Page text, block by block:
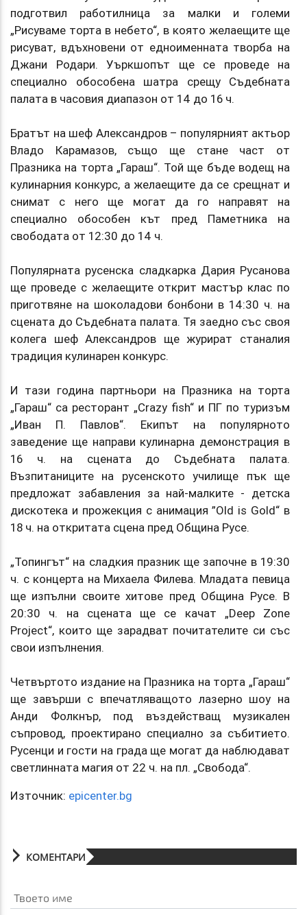
подготвил работилница за малки и големи
„Рисуваме торта в небето“, в която желаещите ще
рисуват, вдъхновени от едноименната творба на
Джани Родари. Уъркшопът ще се проведе на
специално обособена шатра срещу Съдебната
палата в часовия диапазон от 14 до 16 ч.
Братът на шеф Александров – популярният актьор
Владо Карамазов, също ще стане част от
Празника на торта „Гараш“. Той ще бъде водещ на
кулинарния конкурс, а желаещите да се срещнат и
снимат с него ще могат да го направят на
специално обособен кът пред Паметника на
свободата от 12:30 до 14 ч.
Популярната русенска сладкарка Дария Русанова
ще проведе с желаещите открит мастър клас по
приготвяне на шоколадови бонбони в 14:30 ч. на
сцената до Съдебната палата. Тя заедно със своя
колега шеф Александров ще журират станалия
традиция кулинарен конкурс.
И тази година партньори на Празника на торта
„Гараш“ са ресторант „Crazy fish“ и ПГ по туризъм
„Иван П. Павлов“. Екипът на популярното
заведение ще направи кулинарна демонстрация в
16 ч. на сцената до Съдебната палата.
Възпитаниците на русенското училище пък ще
предложат забавления за най-малките - детска
дискотека и прожекция с анимация ”Old is Gold“ в
18 ч. на откритата сцена пред Община Русе.
„Топингът“ на сладкия празник ще започне в 19:30
ч. с концерта на Михаела Филева. Младата певица
ще изпълни своите хитове пред Община Русе. В
20:30 ч. на сцената ще се качат „Deep Zone
Project“, които ще зарадват почитателите си със
свои изпълнения.
Четвъртото издание на Празника на торта „Гараш“
ще завърши с впечатляващото лазерно шоу на
Анди Фолкнър, под въздействащ музикален
съпровод, проектирано специално за събитието.
Русенци и гости на града ще могат да наблюдават
светлинната магия от 22 ч. на пл. „Свобода“.
Източник: epicenter.bg
КОМЕНТАРИ
Твоето име